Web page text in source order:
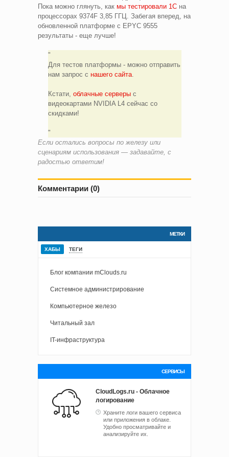
Пока можно глянуть, как мы тестировали 1С на
процессорах 9374F 3,85 ГГЦ. Забегая вперед, на
обновленной платформе с EPYC 9555
результаты - еще лучше!
Для тестов платформы - можно отправить
нам запрос с нашего сайта.
Кстати, облачные серверыс
видеокартами NVIDIA L4 сейчас со
скидками!
Если остались вопросы по железу или
сценариям использования — задавайте, с
радостью ответим!
Комментарии (0)
МЕТКИ
ХАБЫ ТЕГИ
Блог компании mClouds.ru
Системное администрирование
Компьютерное железо
Читальный зал
IT-инфраструктура
СЕРВИСЫ
CloudLogs.ru - Облачное
логирование
Храните логи вашего сервиса
или приложения в облаке.
Удобно просматривайте и
анализируйте их.